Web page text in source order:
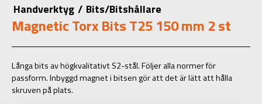
Handverktyg / Bits/Bitshållare
Magnetic Torx Bits T25 150 mm 2 st
Långa bits av högkvalitativt S2-stål. Följer alla normer för
passform. Inbyggd magnet i bitsen gör att det är lätt att hålla
skruven på plats.